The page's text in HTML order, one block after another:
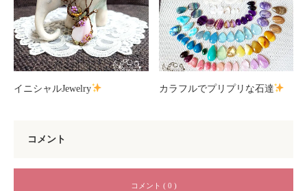
イニシャルJewelry カラフルでプリプリな石達
コメント
コメント ( 0 )